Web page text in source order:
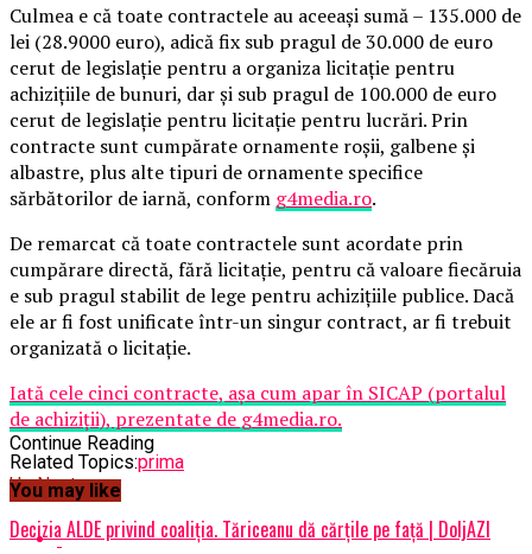
Culmea e că toate contractele au aceeaşi sumă – 135.000 de
lei (28.9000 euro), adică fix sub pragul de 30.000 de euro
cerut de legislaţie pentru a organiza licitaţie pentru
achiziţiile de bunuri, dar şi sub pragul de 100.000 de euro
cerut de legislaţie pentru licitaţie pentru lucrări. Prin
contracte sunt cumpărate ornamente roşii, galbene şi
albastre, plus alte tipuri de ornamente specifice
sărbătorilor de iarnă, conform g4media.ro.
De remarcat că toate contractele sunt acordate prin
cumpărare directă, fără licitaţie, pentru că valoare fiecăruia
e sub pragul stabilit de lege pentru achiziţiile publice. Dacă
ele ar fi fost unificate într-un singur contract, ar fi trebuit
organizată o licitaţie.
Iată cele cinci contracte, aşa cum apar în SICAP (portalul
de achiziţii), prezentate de g4media.ro.
Related Topics:prima
Up Next
Decizia ALDE privind coaliția. Tăriceanu dă cărțile pe față | DoljAZI
Continue Reading
You may like